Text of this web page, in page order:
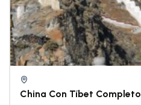
China Con Tíbet Completo